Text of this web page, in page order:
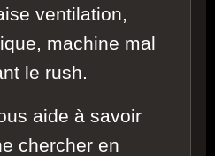
ventilation,
machine mal
le rush.
aide à savoir
chercher en